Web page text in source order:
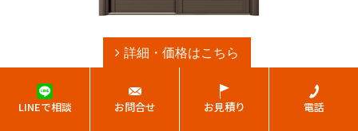
詳細・価格はこちら
LINEで相談 お問合せ お見積り 電話